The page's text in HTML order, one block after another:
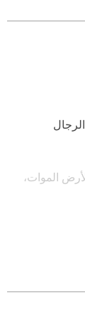
الموات،